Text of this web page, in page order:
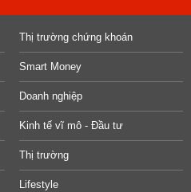
Thị trường chứng khoán
Smart Money
Doanh nghiệp
Kinh tế vĩ mô - Đầu tư
Thị trường
Lifestyle